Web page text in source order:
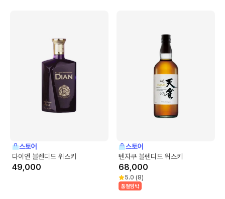
스토어
다이앤 블렌디드 위스키
49,000
스토어
텐자쿠 블렌디드 위스키
68,000
5.0 (8)
품절임박